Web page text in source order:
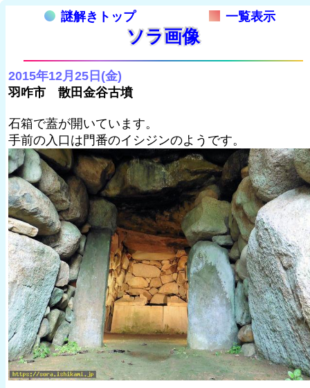
謎解きトップ 一覧表示
ソラ画像
2015年12月25日(金)
羽咋市 散田金谷古墳
石箱で蓋が開いています。
手前の入口は門番のイシジンのようです。